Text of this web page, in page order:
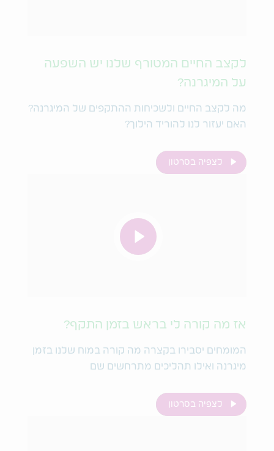
לקצב החיים המטורף שלנו יש השפעה
על המיגרנה?
מה לקצב החיים ולשכיחות ההתקפים של המיגרנה?
האם יעזור לנו להוריד הילוך?
לצפיה בסרטון
אז מה קורה לי בראש בזמן התקף?
המומחים יסבירו בקצרה מה קורה במוח שלנו בזמן
מיגרנה ואילו תהליכים מתרחשים שם
לצפיה בסרטון